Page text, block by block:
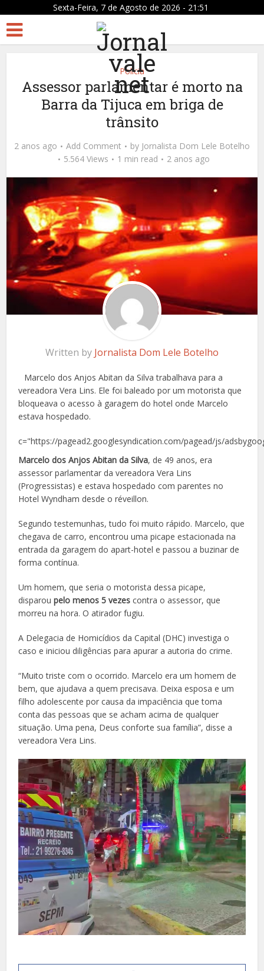
Sexta-Feira, 7 de Agosto de 2026 - 21:51
Policia
Assessor parlamentar é morto na
Barra da Tijuca em briga de
trânsito
2 anos ago Add Comment by Jornalista Dom Lele Botelho
5.564 Views
1 min read 2 anos ago
Written by Jornalista Dom Lele Botelho
Marcelo dos Anjos Abitan da Silva trabalhava para a
vereadora Vera Lins. Ele foi baleado por um motorista que
bloqueava o acesso à garagem do hotel onde Marcelo
estava hospedado.
c="https://pagead2.googlesyndication.com/pagead/js/
Marcelo dos Anjos Abitan da Silva, de 49 anos, era
assessor parlamentar da vereadora Vera Lins
(Progressistas) e estava hospedado com parentes no
Hotel Wyndham desde o réveillon.
Segundo testemunhas, tudo foi muito rápido. Marcelo, que
chegava de carro, encontrou uma picape estacionada na
entrada da garagem do apart-hotel e passou a buzinar de
forma contínua.
Um homem, que seria o motorista dessa picape,
disparoupelo menos 5 vezes contra o assessor, que
morreu na hora. O atirador fugiu.
A Delegacia de Homicídios da Capital (DHC) investiga o
caso e iniciou diligências para apurar a autoria do crime.
“Muito triste com o ocorrido. Marcelo era um homem de
bem, que ajudava a quem precisava. Deixa esposa e um
filho adolescente por causa da impaciência que toma
conta das pessoas que se acham acima de qualquer
situação. Uma pena, Deus conforte sua família”, disse a
vereadora Vera Lins.